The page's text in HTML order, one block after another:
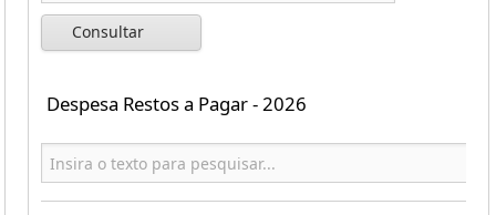
Consultar
Despesa Restos a Pagar - 2026